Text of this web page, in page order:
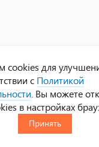
2000-2026
CHN
cookies для
с Политикой
. Вы можете
в настройках
Принять